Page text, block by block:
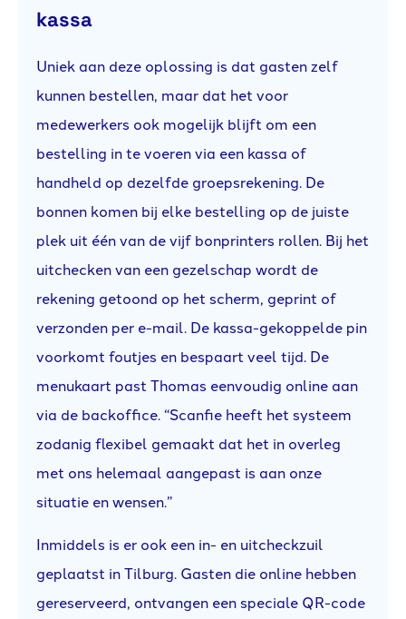
kassa
Uniek aan deze oplossing is dat gasten zelf
kunnen bestellen, maar dat het voor
medewerkers ook mogelijk blijft om een
bestelling in te voeren via een kassa of
handheld op dezelfde groepsrekening. De
bonnen komen bij elke bestelling op de juiste
plek uit één van de vijf bonprinters rollen. Bij het
uitchecken van een gezelschap wordt de
rekening getoond op het scherm, geprint of
verzonden per e-mail. De kassa-gekoppelde pin
voorkomt foutjes en bespaart veel tijd. De
menukaart past Thomas eenvoudig online aan
via de backoffice. “Scanfie heeft het systeem
zodanig flexibel gemaakt dat het in overleg
met ons helemaal aangepast is aan onze
situatie en wensen.”
Inmiddels is er ook een in- en uitcheckzuil
geplaatst in Tilburg. Gasten die online hebben
gereserveerd, ontvangen een speciale QR-code